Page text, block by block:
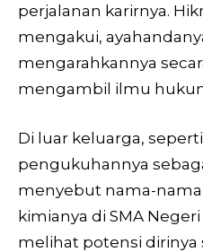
perjalanan karirnya.
mengakui,
mengarahkannya
mengambil ilmu
Di luar keluarga,
pengukuhannya
menyebut nama-nama
kimianya di SMA
melihat potensi dirinya